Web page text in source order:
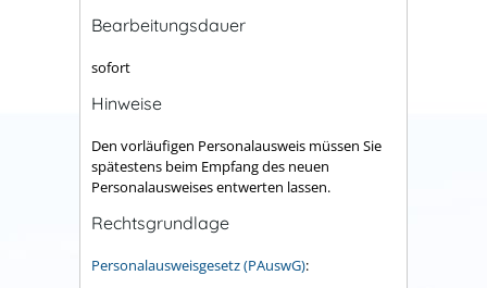
Bearbeitungsdauer
sofort
Hinweise
Den vorläufigen Personalausweis müssen Sie
spätestens beim Empfang des neuen
Personalausweises entwerten lassen.
Rechtsgrundlage
Personalausweisgesetz (PAuswG):